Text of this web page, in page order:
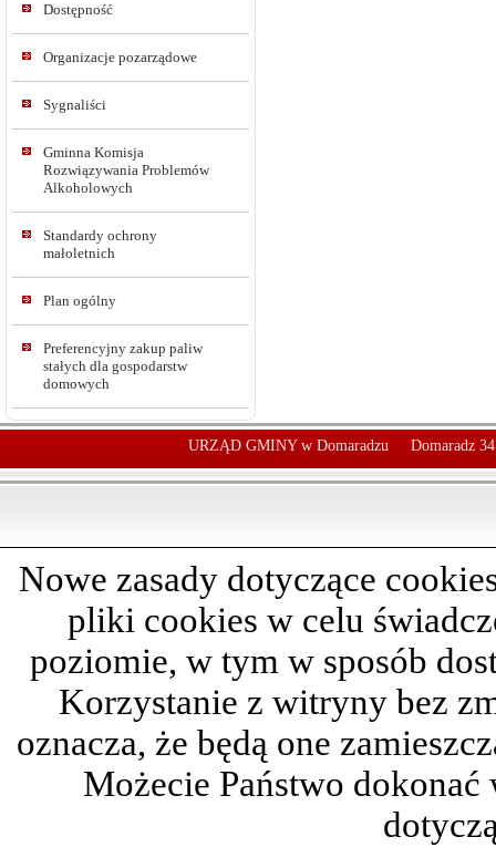
Dostępność
Organizacje pozarządowe
Sygnaliści
Gminna Komisja
Rozwiązywania Problemów
Alkoholowych
Standardy ochrony
małoletnich
Plan ogólny
Preferencyjny zakup paliw
stałych dla gospodarstw
domowych
URZĄD GMINY w Domaradzu Domaradz
Nowe zasady dotyczące
pliki cookies w celu
poziomie, w tym w sposób
Korzystanie z witryny bez
oznacza, że będą one
Możecie Państwo